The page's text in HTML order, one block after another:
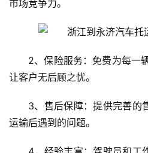
市场竞争力。
2、保险服务：免费为每一
让客户无后顾之忧。
3、售后保障：提供完善的
运输后遇到的问题。